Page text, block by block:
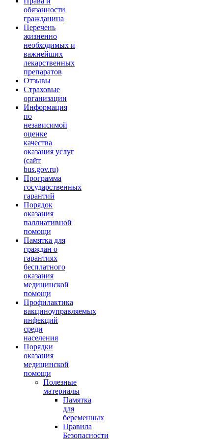
обязанности
гражданина
Перечень
жизненно
необходимых и
важнейших
лекарственных
препаратов
Отзывы
Страховые
организации
Информация
по
независимой
оценке
качества
оказания услуг
(сайт
bus.gov.ru)
Программа
государственных
гарантий
Порядок
оказания
паллиативной
помощи
Памятка для
граждан о
гарантиях
бесплатного
оказания
медицинской
помощи
Профилактика
вакциноуправляемых
инфекций
среди
населения
Порядки
оказания
медицинской
помощи
Полезные
материалы
Памятка
для
беременных
Правила
Безопасности